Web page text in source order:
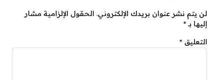
لن يتم نشر عنوان بريدك الإلكتروني. الحقول الإلزامية مشار
إليها بـ*
التعليق *